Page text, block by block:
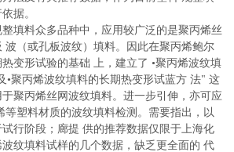
据。
整填料众多品种中，应用较广泛的是聚丙烯丝
波（或孔板波纹）填料。因此在聚丙烯鲍尔
变形试验的基础 上，建立了 •聚丙烯波纹填
•聚丙烯波纹填料的长期热变形试蓝方 法" 这
聚丙烯丝网波纹填料。进一步引伸，亦可应
等塑料材质的波纹填料检测。需要指出，以
行阶段；廊提 供的推荐数据仅限于上海化
纹填料试样的几个数据，缺乏更全面的 代